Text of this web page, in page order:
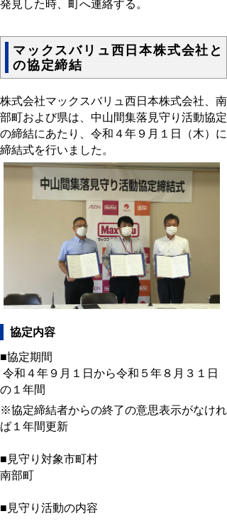
発見した時、町へ連絡する。
マックスバリュ西日本株式会社と
の協定締結
株式会社マックスバリュ西日本株式会社、南
部町および県は、中山間集落見守り活動協定
の締結にあたり、令和４年９月１日（木）に
締結式を行いました。
協定内容
■協定期間
令和４年９月１日から令和５年８月３１日
の１年間
※協定締結者からの終了の意思表示がなけれ
ば１年間更新
■見守り対象市町村
南部町
■見守り活動の内容